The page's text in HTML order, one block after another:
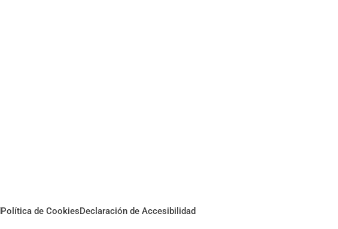
Política de CookiesDeclaración de Accesibilidad